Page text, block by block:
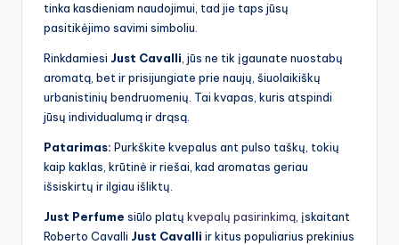
tinka kasdieniam naudojimui, tad jie taps jūsų
pasitikėjimo savimi simboliu.
Rinkdamiesi Just Cavalli , jūs ne tik įgaunate nuostabų
aromatą, bet ir prisijungiate prie naujų, šiuolaikiškų
urbanistinių bendruomenių. Tai kvapas, kuris atspindi
jūsų individualumą ir drąsą.
Patarimas: Purkškite kvepalus ant pulso taškų, tokių
kaip kaklas, krūtinė ir riešai, kad aromatas geriau
išsiskirtų ir ilgiau išliktų.
Just Perfume siūlo platų kvepalų pasirinkimą , įskaitant
Roberto Cavalli Just Cavalli ir kitus populiarius prekinius